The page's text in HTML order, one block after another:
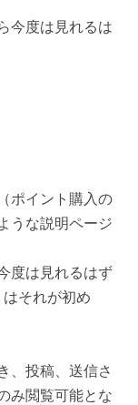
今度は見れるは
ポイント購入の
うな説明ページ
度は見れるはず
それが初め
、投稿、送信さ
み閲覧可能とな